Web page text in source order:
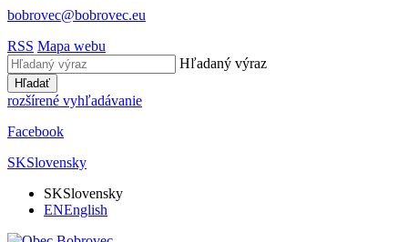
bobrovec@bobrovec.eu
RSS Mapa webu
Hľadaný výraz
Hľadať
rozšírené vyhľadávanie
Facebook
SKSlovensky
SKSlovensky
ENEnglish